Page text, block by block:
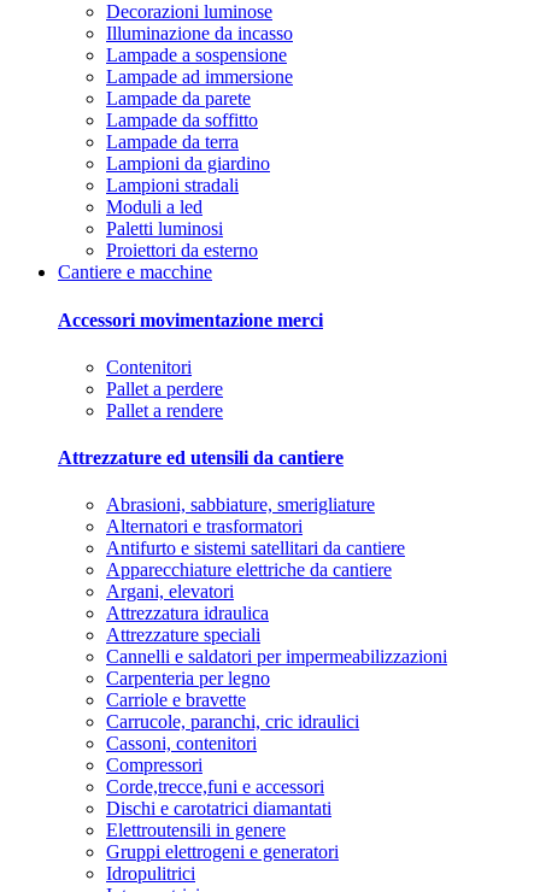
Decorazioni luminose
Illuminazione da incasso
Lampade a sospensione
Lampade ad immersione
Lampade da parete
Lampade da soffitto
Lampade da terra
Lampioni da giardino
Lampioni stradali
Moduli a led
Paletti luminosi
Proiettori da esterno
Cantiere e macchine
Accessori movimentazione merci
Contenitori
Pallet a perdere
Pallet a rendere
Attrezzature ed utensili da cantiere
Abrasioni, sabbiature, smerigliature
Alternatori e trasformatori
Antifurto e sistemi satellitari da cantiere
Apparecchiature elettriche da cantiere
Argani, elevatori
Attrezzatura idraulica
Attrezzature speciali
Cannelli e saldatori per impermeabilizzazioni
Carpenteria per legno
Carriole e bravette
Carrucole, paranchi, cric idraulici
Cassoni, contenitori
Compressori
Corde,trecce,funi e accessori
Dischi e carotatrici diamantati
Elettroutensili in genere
Gruppi elettrogeni e generatori
Idropulitrici